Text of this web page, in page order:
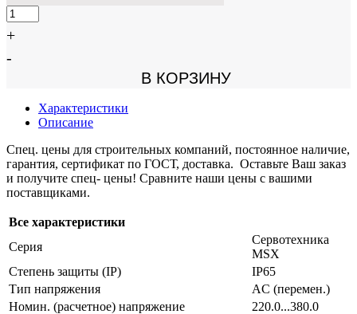
+
-
В КОРЗИНУ
Характеристики
Описание
Спец. цены для строительных компаний, постоянное наличие,
гарантия, сертификат по ГОСТ, доставка. Оставьте Ваш заказ
и получите спец- цены! Сравните наши цены с вашими
поставщиками.
Все характеристики
Серия
Сервотехника
MSX
Степень защиты (IP)
IP65
Тип напряжения
AC (перемен.)
Номин. (расчетное) напряжение
220.0...380.0